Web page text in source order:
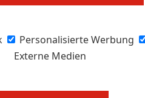
Personalisierte Werbung
Externe Medien
Millionen Euro hat Transgourmet
soll Abläufe beschleunigen und den